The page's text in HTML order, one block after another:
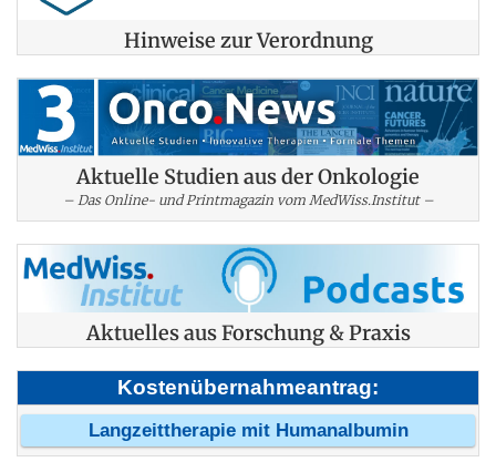
Hinweise zur Verordnung
Aktuelle Studien aus der Onkologie
– Das Online- und Printmagazin vom MedWiss.Institut –
Aktuelles aus Forschung & Praxis
Kostenübernahmeantrag:
Langzeittherapie mit Humanalbumin